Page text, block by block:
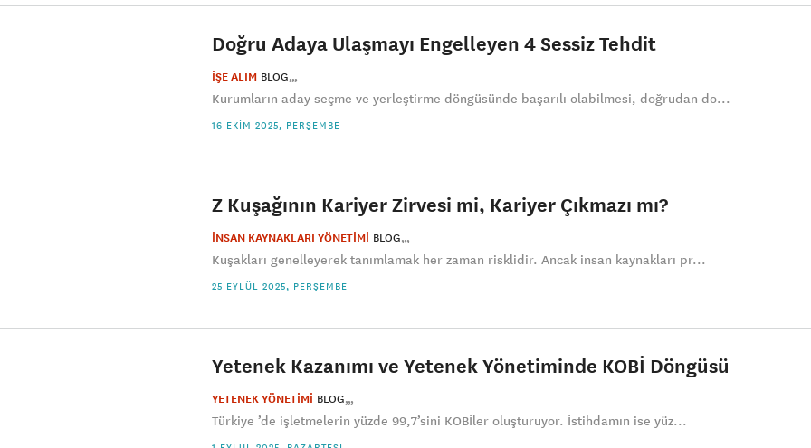
Doğru Adaya Ulaşmayı Engelleyen 4 Sessiz Tehdit
İŞE ALIM BLOG
Kurumların aday seçme ve yerleştirme döngüsünde başarılı olabilmesi, doğrudan do...
16 EKIM 2025, PERŞEMBE
Z Kuşağının Kariyer Zirvesi mi, Kariyer Çıkmazı mı?
İNSAN KAYNAKLARI YÖNETİMİ BLOG
Kuşakları genelleyerek tanımlamak her zaman risklidir. Ancak insan kaynakları pr...
25 EYLÜL 2025, PERŞEMBE
Yetenek Kazanımı ve Yetenek Yönetiminde KOBİ Döngüsü
YETENEK YÖNETİMİ BLOG
Türkiye ’de işletmelerin yüzde 99,7’sini KOBİler oluşturuyor. İstihdamın ise yüz...